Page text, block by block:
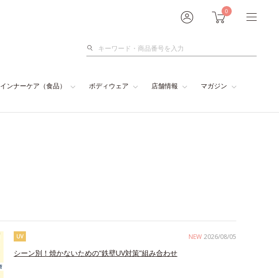
0
検
インナーケア（食品） ボディウェア 店舗情報 マガジン
NEW 2026/08/05
UV
シーン別！焼かないための“鉄壁UV対策”組み合わせ